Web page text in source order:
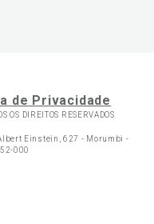
de Privacidade
OS DIREITOS RESERVADOS
Einstein, 627 - Morumbi -
000